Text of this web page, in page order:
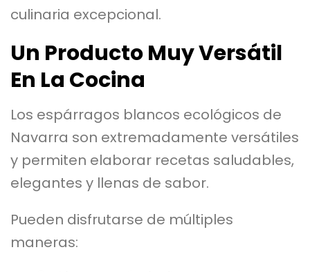
culinaria excepcional.
Un Producto Muy Versátil
En La Cocina
Los espárragos blancos ecológicos de
Navarra son extremadamente versátiles
y permiten elaborar recetas saludables,
elegantes y llenas de sabor.
Pueden disfrutarse de múltiples
maneras: